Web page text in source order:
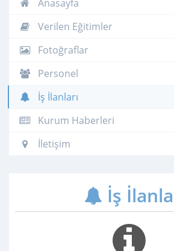
Anasayfa
Verilen Eğitimler
Fotoğraflar
Personel
İş İlanları
Kurum Haberleri
İletişim
İş